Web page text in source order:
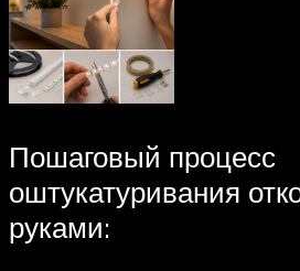
Пошаговый процесс
оштукатуривания
руками: